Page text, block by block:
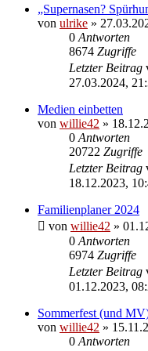
„Supernasen?
von ulrike »
0 Antworten
8674 Zugriffe
Letzter Beitrag
27.03.2024,
Medien einbetten
von willie42 »
0 Antworten
20722 Zugriffe
Letzter Beitrag
18.12.2023,
Familienplaner 2024
von willie42 »
0 Antworten
6974 Zugriffe
Letzter Beitrag
01.12.2023,
Sommerfest (und
von willie42 »
0 Antworten